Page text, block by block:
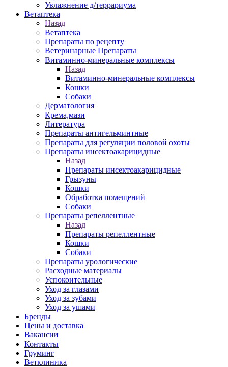
Увлажнение д/террариума
Ветаптека
Назад
Ветаптека
Препараты по рецепту
Ветеринарные Препараты
Витаминно-минеральные комплексы
Назад
Витаминно-минеральные комплексы
Кошки
Собаки
Дерматология
Крема,мази
Литература
Препараты антигельминтные
Препараты для регуляции половой охоты
Препараты инсектоакарицидные
Назад
Препараты инсектоакарицидные
Грызуны
Кошки
Обработка помещений
Собаки
Препараты репеллентные
Назад
Препараты репеллентные
Кошки
Собаки
Препараты урологические
Расходные материалы
Успокоительные
Уход за глазами
Уход за зубами
Уход за ушами
Бренды
Цены и доставка
Вакансии
Контакты
Груминг
Ветклиника